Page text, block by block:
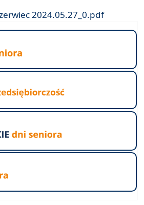
2024.05.27_0.pdf